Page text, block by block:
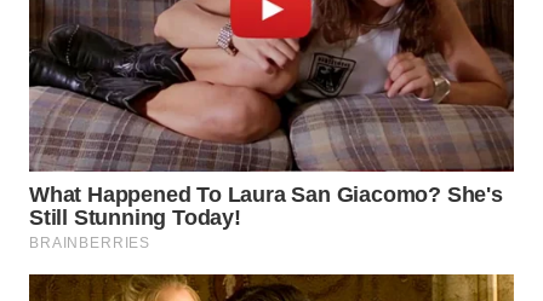
WN
TANJUNG
LESUNG
WN
KARO
WN
SIMALUNGUN